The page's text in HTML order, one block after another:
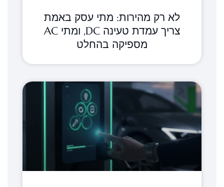
לא רק מהירות: מתי עסק באמת
צריך עמדת טעינה DC, ומתי AC
מספיקה בהחלט